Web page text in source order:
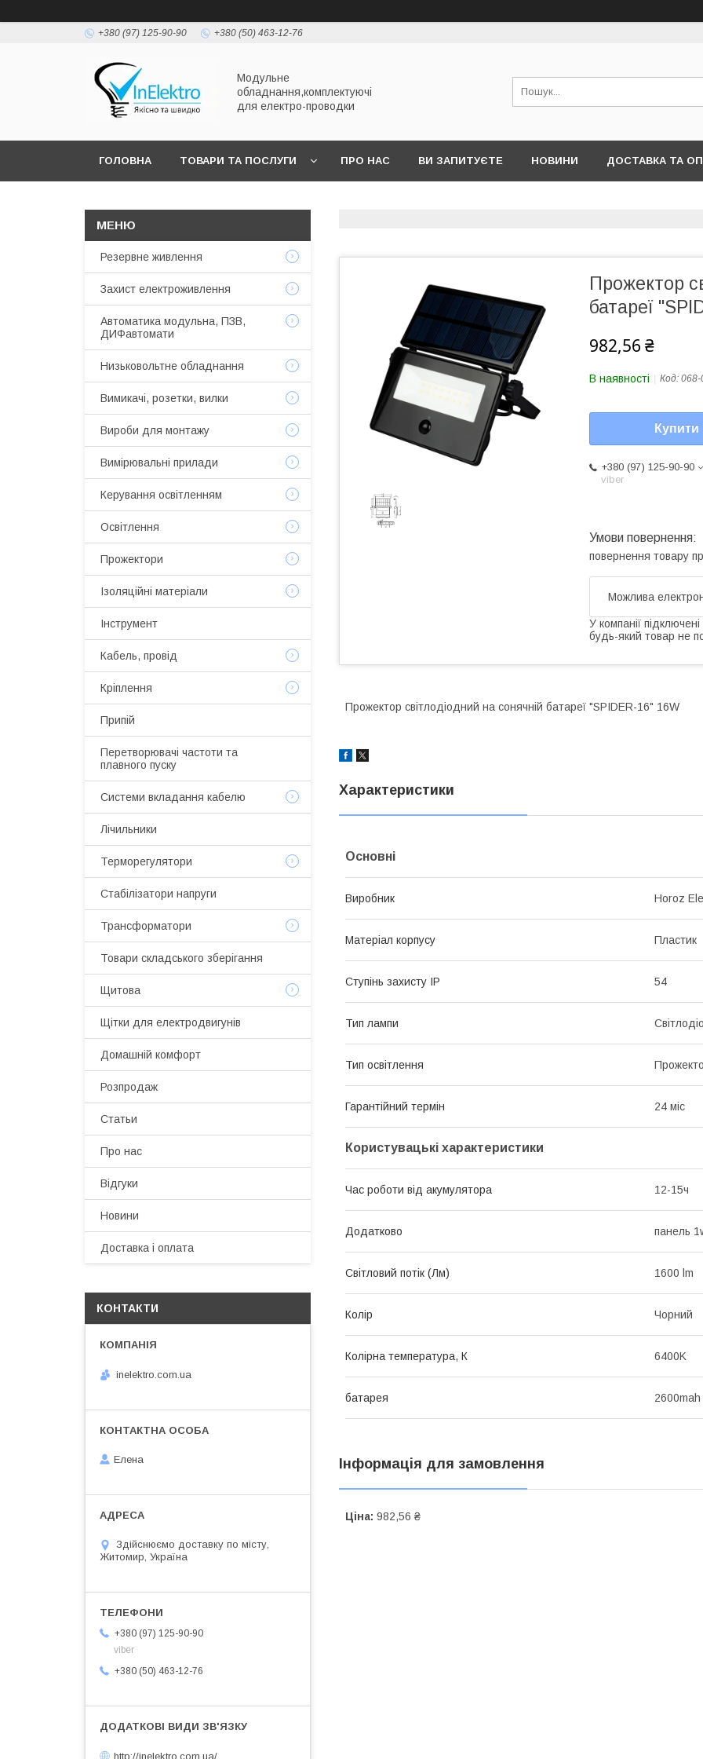
+380 (97) 125-90-90 +380 (50) 463-12-76
Модульне
обладнання,комплектуючі
для електро-проводки
ГОЛОВНА ТОВАРИ ТА ПОСЛУГИ ПРО НАС ВИ ЗАПИТУЄТЕ НОВИНИ ДОСТАВКА ТА
Прожектор
батареї
982,56 ₴
В наявності Код: 068-
Купити
+380 (97) 125-90-90
viber
повернення товару
У компанії
будь-який товар не
Прожектор світлодіодний на сонячній батареї "SPIDER-16" 16W
Характеристики
Основні
Виробник Horoz
Матеріал корпусу Пластик
Ступінь захисту IP 54
Тип лампи
Тип освітлення
Гарантійний термін 24 міс
Користувацькі характеристики
Час роботи від акумулятора 12-15ч
Додатково панель
Світловий потік (Лм) 1600 lm
Колір Чорний
Колірна температура, К 6400K
батарея 2600mah
Інформація для замовлення
Ціна: 982,56 ₴
Резервне живлення
Захист електроживлення
Автоматика модульна, ПЗВ,
ДИФавтомати
Низьковольтне обладнання
Вимикачі, розетки, вилки
Вироби для монтажу
Вимірювальні прилади
Керування освітленням
Освітлення
Прожектори
Ізоляційні матеріали
Інструмент
Кабель, провід
Кріплення
Припій
Перетворювачі частоти та
плавного пуску
Системи вкладання кабелю
Лічильники
Терморегулятори
Стабілізатори напруги
Трансформатори
Товари складського зберігання
Щитова
Щітки для електродвигунів
Домашній комфорт
Розпродаж
Статьи
Про нас
Відгуки
Новини
Доставка і оплата
КОНТАКТИ
inelektro.com.ua
Елена
Здійснюємо доставку по місту,
Житомир, Україна
+380 (97) 125-90-90
viber
+380 (50) 463-12-76
http://inelektro.com.ua/